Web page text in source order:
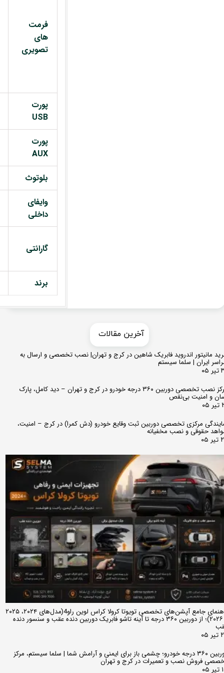
فرمت
های
تصویری
پورت
USB
پورت
AUX
بلوتوث
وایفای
داخلی
گارانتی
برند
مانیتور اندروید فابریک شاهین در کرج و تهران| نصب تخصصی و ارسال به
ایران | سلما سیستم
مرکز نصب تخصصی دوربین ۳۶۰ درجه خودرو در کرج و تهران – دید کامل، پارک
و امنیت بی‌نقص
مرکزی تخصصی دوربین ثبت وقایع خودرو (دش کمرا) در کرج – امنیت،
حقوقی و نصب مخفیانه
راهنمای جامع آپشن‌های تخصصی تویوتا کرولا کراس لوین راو4(مدل‌های ۲۰۲۴، ۲۰۲۵
و ۲۰۲۶)؛ از دوربین ۳۶۰ درجه تا آینه تاشو فابریک دوربین دنده عقب و سنسور دنده
دوربین ۳۶۰ درجه خودرو؛ چشمی باز برای ایمنی و آرامش شما | سلما سیستم، مرکز
فروش نصب و تعمیرات در کرج و تهران
​​آخرین مقالات